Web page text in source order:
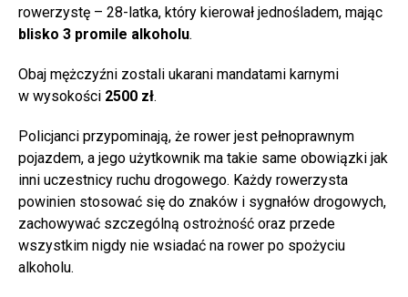
rowerzystę – 28-latka, który kierował jednośladem, mając
blisko 3 promile alkoholu.
Obaj mężczyźni zostali ukarani mandatami karnymi
w wysokości 2500 zł.
Policjanci przypominają, że rower jest pełnoprawnym
pojazdem, a jego użytkownik ma takie same obowiązki jak
inni uczestnicy ruchu drogowego. Każdy rowerzysta
powinien stosować się do znaków i sygnałów drogowych,
zachowywać szczególną ostrożność oraz przede
wszystkim nigdy nie wsiadać na rower po spożyciu
alkoholu.